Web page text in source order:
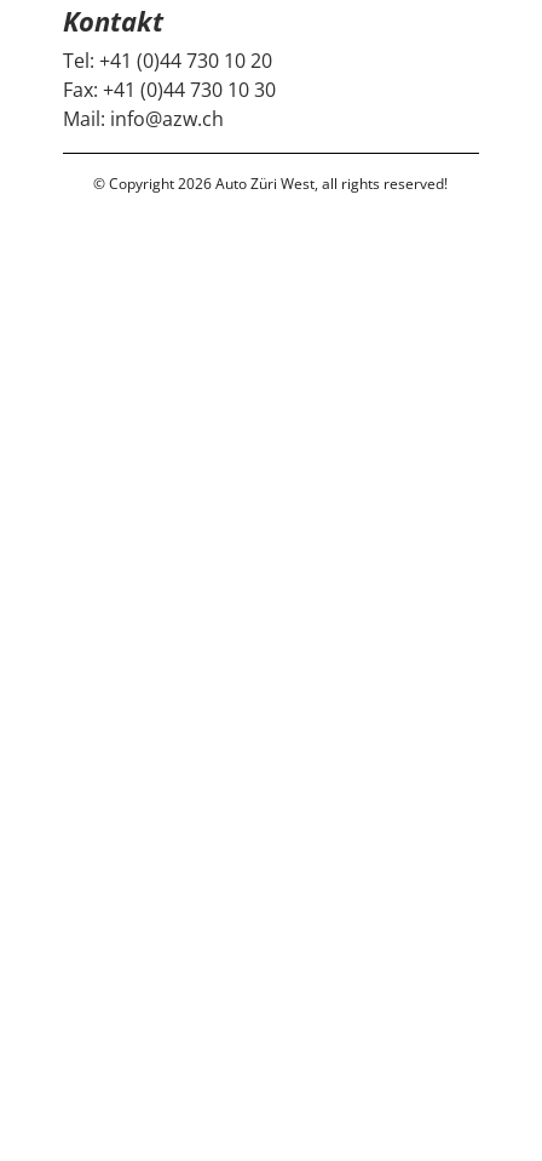
Kontakt
Tel:+41 (0)44 730 10 20
Fax:+41 (0)44 730 10 30
Mail: info@azw.ch
© Copyright 2026 Auto Züri West, all rights reserved!